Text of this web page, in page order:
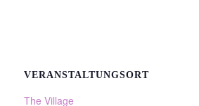
VERANSTALTUNGSORT
The Village